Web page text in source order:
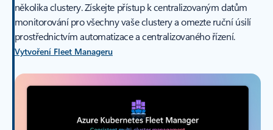
několika clustery. Získejte přístup k centralizovaným datům
monitorování pro všechny vaše clustery a omezte ruční úsilí
prostřednictvím automatizace a centralizovaného řízení.
Vytvoření Fleet Manageru